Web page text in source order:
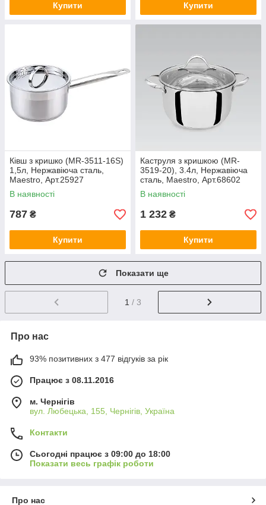
Купити Купити
Ківш з кришко (MR-3511-16S)
1,5л, Нержавіюча сталь,
Maestro, Арт.25927
В наявності
787 ₴
Купити
Каструля з кришкою (MR-
3519-20), 3.4л, Нержавіюча
сталь, Maestro, Арт.68602
В наявності
1 232 ₴
Купити
Показати ще
1 / 3
Про нас
93% позитивних з 477 відгуків за рік
Працює з 08.11.2016
м. Чернігів
вул. Любецька, 155, Чернігів, Україна
Контакти
Сьогодні працює з 09:00 до 18:00
Показати весь графік роботи
Про нас